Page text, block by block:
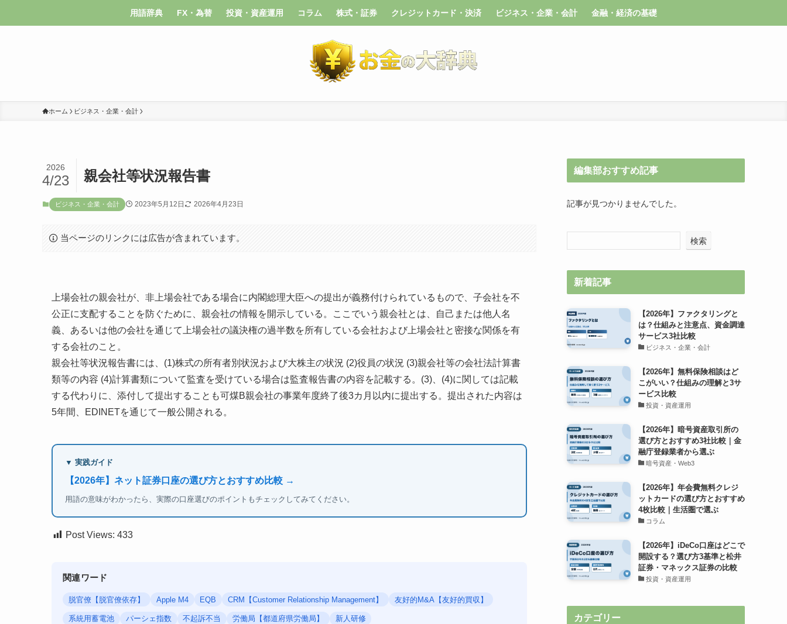
用語辞典 FX・為替 投資・資産運用 コラム 株式・証券 クレジットカード・決済 ビジネス・企業・会計 金融・経済の基礎
ホーム ビジネス・企業・会計
親会社等状況報告書
2026
4/23
ビジネス・企業・会計 2023年5月12日 2026年4月23日
当ページのリンクには広告が含まれています。
上場会社の親会社が、非上場会社である場合に内閣総理大臣への提出が義務付けられているもので、子会社を不
公正に支配することを防ぐために、親会社の情報を開示している。ここでいう親会社とは、自己または他人名
義、あるいは他の会社を通じて上場会社の議決権の過半数を所有している会社および上場会社と密接な関係を有
する会社のこと。
親会社等状況報告書には、(1)株式の所有者別状況および大株主の状況 (2)役員の状況 (3)親会社等の会社法計算書
類等の内容 (4)計算書類について監査を受けている場合は監査報告書の内容を記載する。(3)、(4)に関しては記載
する代わりに、添付して提出することも可煤B親会社の事業年度終了後3カ月以内に提出する。提出された内容は
5年間、EDINETを通じて一般公開される。
▼ 実践ガイド
【2026年】ネット証券口座の選び方とおすすめ比較 →
用語の意味がわかったら、実際の口座選びのポイントもチェックしてみてください。
Post Views: 433
関連ワード
脱官僚【脱官僚依存】 Apple M4 EQB CRM【Customer Relationship Management】 友好的M&A【友好的買収】
系統用蓄電池 パーシェ指数 不起訴不当 労働局【都道府県労働局】 新人研修
編集部おすすめ記事
記事が見つかりませんでした。
検索
新着記事
【2026年】ファクタリングと
は？仕組みと注意点、資金調達
サービス3社比較
ビジネス・企業・会計
【2026年】無料保険相談はど
こがいい？仕組みの理解と3サ
ービス比較
投資・資産運用
【2026年】暗号資産取引所の
選び方とおすすめ3社比較｜金
融庁登録業者から選ぶ
暗号資産・Web3
【2026年】年会費無料クレジ
ットカードの選び方とおすすめ
4枚比較｜生活圏で選ぶ
コラム
【2026年】iDeCo口座はどこで
開設する？選び方3基準と松井
証券・マネックス証券の比較
投資・資産運用
カテゴリー